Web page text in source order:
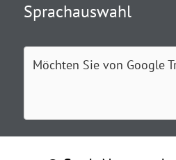
Sprachauswahl
Möchten Sie von Google